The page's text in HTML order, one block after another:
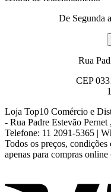
De Segunda
Rua
CEP
Loja Top10 Comércio e
- Rua Padre Estevão
Telefone: 11 2091-5365 |
Todos os preços, condições
apenas para compras